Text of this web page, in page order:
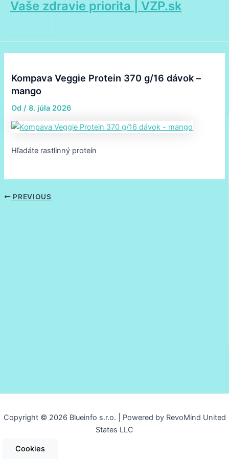
Preskočiť
Vaše zdravie priorita | VZP.sk
Main
Menu
Kompava Veggie Protein 370 g/16 dávok –
mango
Od /8. júla 2026
Hľadáte rastlinný proteín
Post
PREVIOUS
Copyright © 2026 Blueinfo s.r.o. | Powered by RevoMind United
States LLC
Cookies